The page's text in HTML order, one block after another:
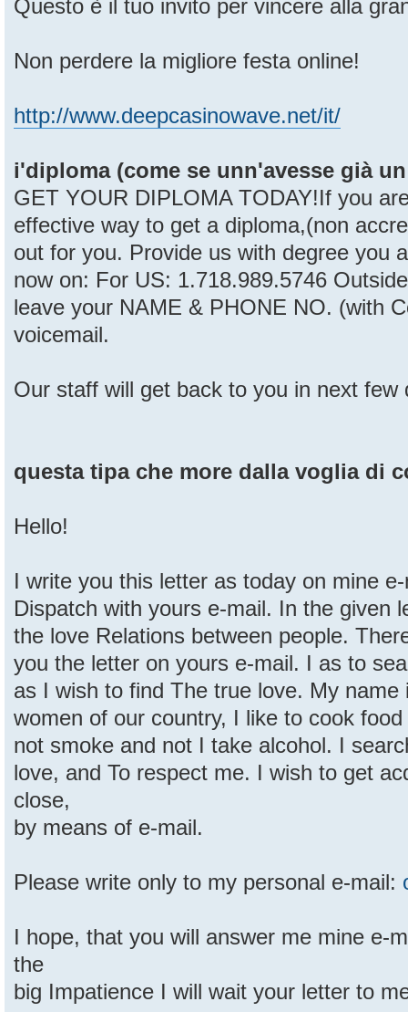
Questo è il tuo invito per vincere alla
Non perdere la migliore festa online!
http://www.deepcasinowave.net/it/
i'diploma (come se unn'avesse già
GET YOUR DIPLOMA TODAY!If you
effective way to get a diploma,(non
out for you. Provide us with degree you
now on: For US: 1.718.989.5746
leave your NAME & PHONE NO. (with
voicemail.
Our staff will get back to you in next few
questa tipa che more dalla voglia di
Hello!
I write you this letter as today on mine
Dispatch with yours e-mail. In the given
the love Relations between people.
you the letter on yours e-mail. I as to
as I wish to find The true love. My
women of our country, I like to cook
not smoke and not I take alcohol. I
love, and To respect me. I wish to get
close,
by means of e-mail.
Please write only to my personal e-mail:
I hope, that you will answer me mine e-
the
big Impatience I will wait your letter to